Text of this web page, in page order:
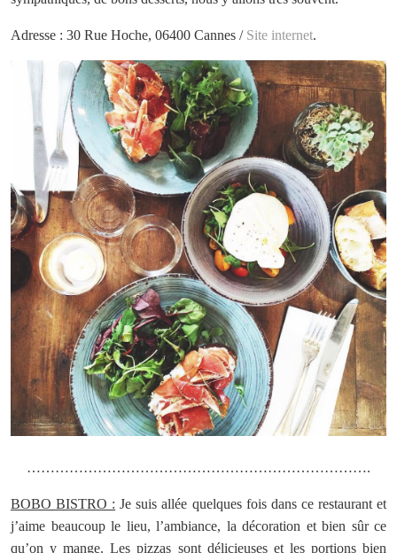
Adresse : 30 Rue Hoche, 06400 Cannes / Site internet.
……………………………………………………………….
BOBO BISTRO : Je suis allée quelques fois dans ce restaurant et
j’aime beaucoup le lieu, l’ambiance, la décoration et bien sûr ce
qu’on y mange. Les pizzas sont délicieuses et les portions bien